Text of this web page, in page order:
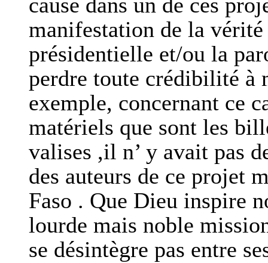
manifestation de la
présidentielle et/ou la
perdre toute crédibilité à
exemple, concernant ce
matériels que sont les
valises ,il n’ y avait pas
des auteurs de ce projet
Faso . Que Dieu inspire
lourde mais noble
se désintègre pas entre